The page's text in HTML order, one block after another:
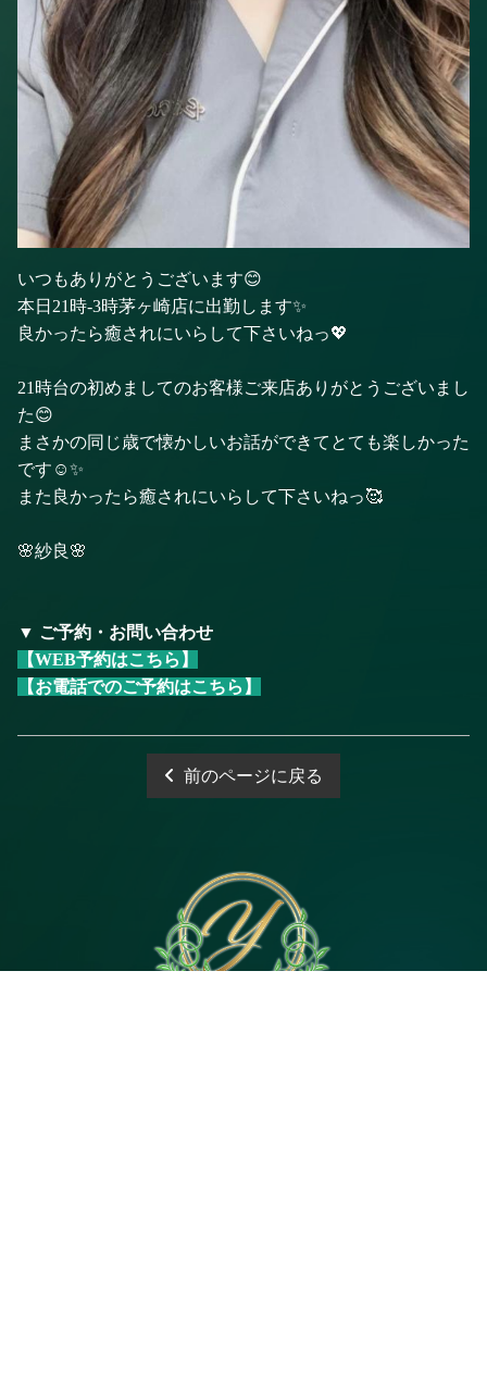
いつもありがとうございます😊
本日21時-3時茅ヶ崎店に出勤します✨
良かったら癒されにいらして下さいねっ💖
21時台の初めましてのお客様ご来店ありがとうございまし
た😊
まさかの同じ歳で懐かしいお話ができてとても楽しかった
です☺️✨
また良かったら癒されにいらして下さいねっ🥰
🌸紗良🌸
▼ ご予約・お問い合わせ
【WEB予約はこちら】
【お電話でのご予約はこちら】
前のページに戻る